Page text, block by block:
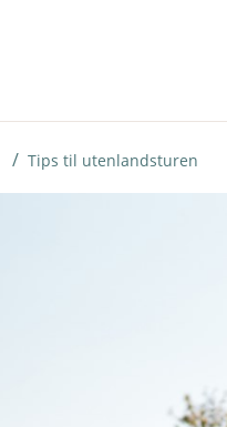
Tips til utenlandsturen